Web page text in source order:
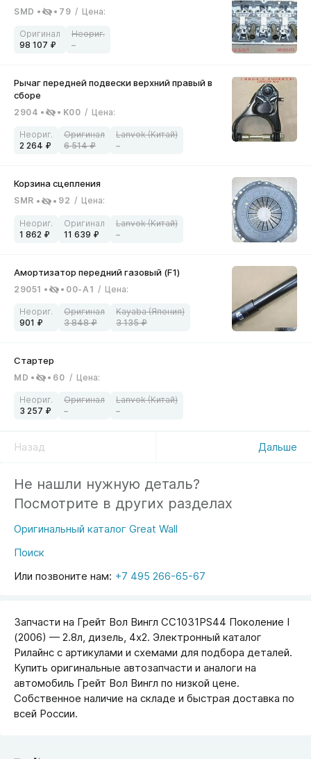
SMD 79 / Цена:
98 107 –
2904 K00 / Цена:
2 264 6 514 –
SMR 92 / Цена:
1 862 11 639 –
29051 00-A1 / Цена:
901 3 848 3 135
MD 60 / Цена:
3 257 – –
Назад Дальше
Не нашли нужную деталь?
Посмотрите в других разделах
Оригинальный каталог Great Wall
Поиск
Или позвоните нам: +7 495 266-65-67
Запчасти на Грейт Вол Вингл CC1031PS44 Поколение I
(2006) — 2.8л, дизель, 4х2. Электронный каталог
Рилайнс с артикулами и схемами для подбора деталей.
Купить оригинальные автозапчасти и аналоги на
автомобиль Грейт Вол Вингл по низкой цене.
Собственное наличие на складе и быстрая доставка по
всей России.